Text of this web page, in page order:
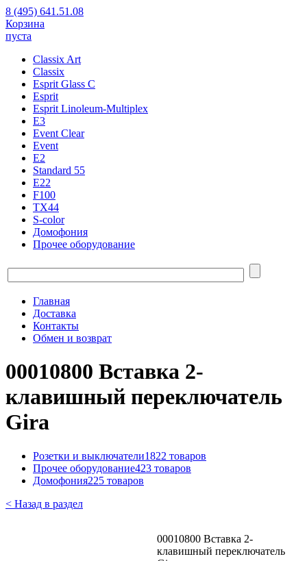
8 (495) 641.51.08
Корзина
пуста
Classix Art
Classix
Esprit Glass C
Esprit
Esprit Linoleum-Multiplex
E3
Event Clear
Event
E2
Standard 55
E22
F100
TX44
S-color
Домофония
Прочее оборудование
Главная
Доставка
Контакты
Обмен и возврат
00010800 Вставка 2-
клавишный переключатель
Gira
Розетки и выключатели1822 товаров
Прочее оборудование423 товаров
Домофония225 товаров
< Назад в раздел
00010800 Вставка 2-
клавишный переключатель